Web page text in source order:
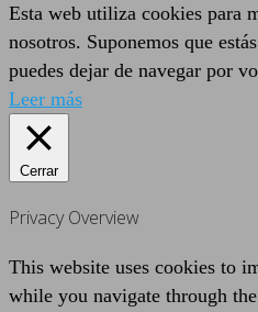
Esta web utiliza cookies para
nosotros. Suponemos que
puedes dejar de navegar por
Leer más
Cerrar
Privacy Overview
This website uses cookies to
while you navigate through